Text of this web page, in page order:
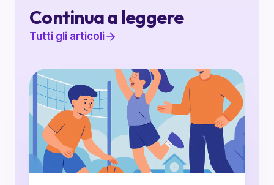
Continua a leggere
Tutti gli articoli